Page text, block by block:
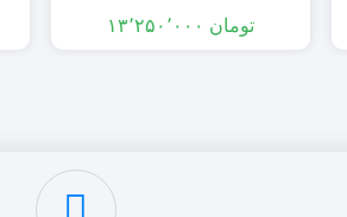
تومان